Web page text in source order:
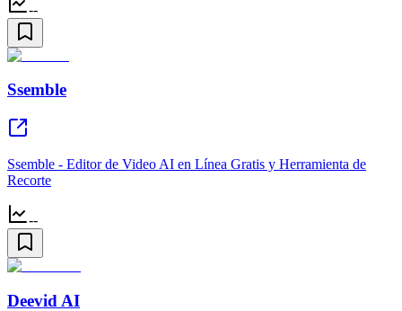
--
Ssemble
Ssemble - Editor de Video AI en Línea Gratis y Herramienta de
Recorte
--
Deevid AI